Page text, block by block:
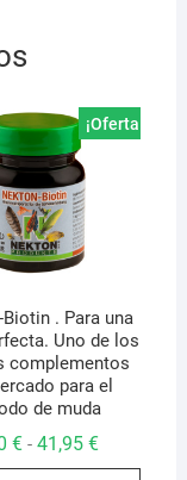
¡Oferta!
. Para una
Uno de los
complementos
para el
de muda
€ - 41,95 €Rango